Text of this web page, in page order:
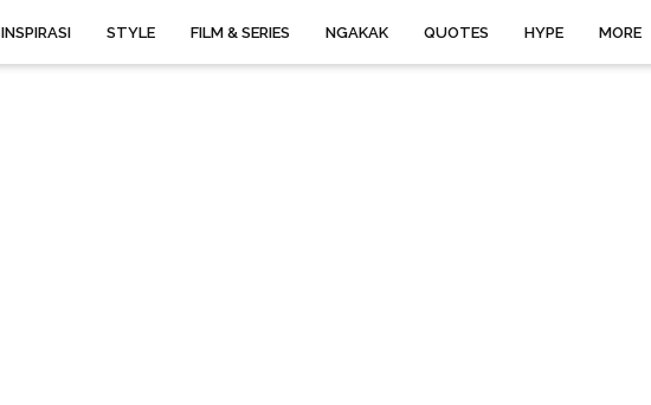
INSPIRASI STYLE FILM & SERIES NGAKAK QUOTES HYPE MORE